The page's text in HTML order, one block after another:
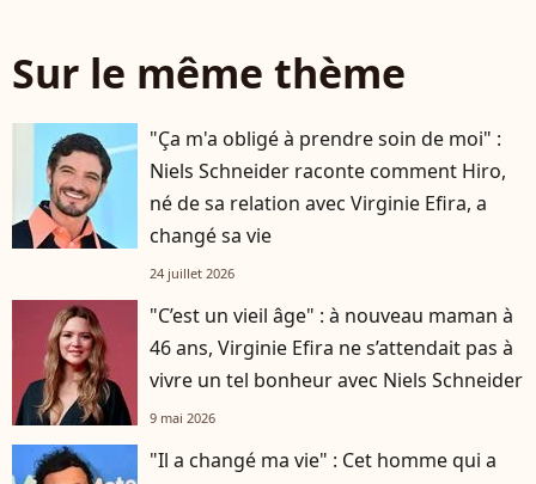
Sur le même thème
"Ça m'a obligé à prendre soin de moi" :
Niels Schneider raconte comment Hiro,
né de sa relation avec Virginie Efira, a
changé sa vie
24 juillet 2026
"C’est un vieil âge" : à nouveau maman à
46 ans, Virginie Efira ne s’attendait pas à
vivre un tel bonheur avec Niels Schneider
9 mai 2026
"Il a changé ma vie" : Cet homme qui a